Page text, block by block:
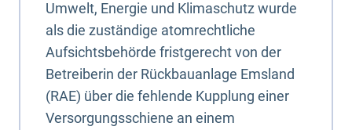
Umwelt, Energie und Klimaschutz wurde
als die zuständige atomrechtliche
Aufsichtsbehörde fristgerecht von der
Betreiberin der Rückbauanlage Emsland
(RAE) über die fehlende Kupplung einer
Versorgungsschiene an einem